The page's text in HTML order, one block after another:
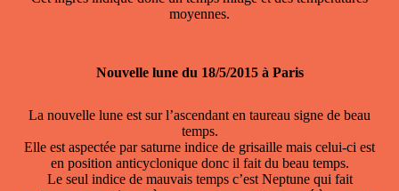
moyennes.
Nouvelle lune du 18/5/2015 à Paris
La nouvelle lune est sur l’ascendant en taureau signe de beau
temps.
Elle est aspectée par saturne indice de grisaille mais celui-ci est
en position anticyclonique donc il fait du beau temps.
Le seul indice de mauvais temps c’est Neptune qui fait